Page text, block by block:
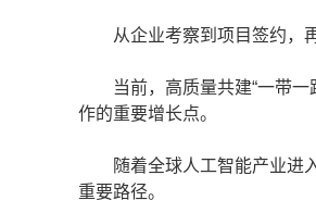
从企业考察到项目签约，再
当前，高质量共建“一带一
作的重要增长点。
随着全球人工智能产业进入
重要路径。